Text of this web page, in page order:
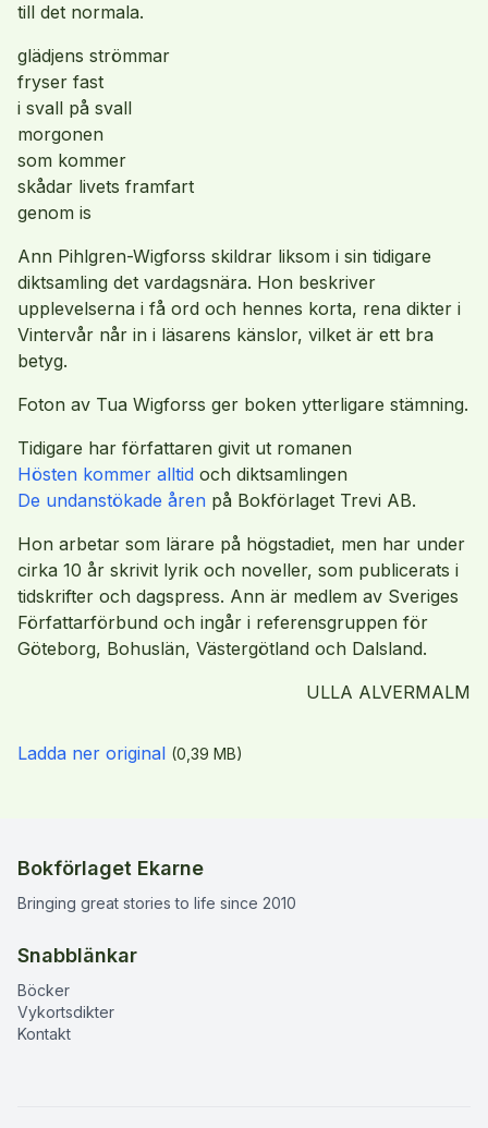
till det normala.
glädjens strömmar
fryser fast
i svall på svall
morgonen
som kommer
skådar livets framfart
genom is
Ann Pihlgren-Wigforss skildrar liksom i sin tidigare
diktsamling det vardagsnära. Hon beskriver
upplevelserna i få ord och hennes korta, rena dikter i
Vintervår når in i läsarens känslor, vilket är ett bra
betyg.
Foton av Tua Wigforss ger boken ytterligare stämning.
Tidigare har författaren givit ut romanen
Hösten kommer alltid och diktsamlingen
De undanstökade åren på Bokförlaget Trevi AB.
Hon arbetar som lärare på högstadiet, men har under
cirka 10 år skrivit lyrik och noveller, som publicerats i
tidskrifter och dagspress. Ann är medlem av Sveriges
Författarförbund och ingår i referensgruppen för
Göteborg, Bohuslän, Västergötland och Dalsland.
ULLA ALVERMALM
Ladda ner original (0,39 MB)
Bokförlaget Ekarne
Bringing great stories to life since 2010
Snabblänkar
Böcker
Vykortsdikter
Kontakt